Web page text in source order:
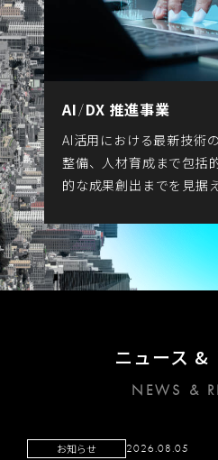
AI/DX 推進事業
AI活用における最新技術
整備、人材育成まで包括
的な成果創出までを見据
ニュース &
NEWS &
お知らせ 2026.08.05